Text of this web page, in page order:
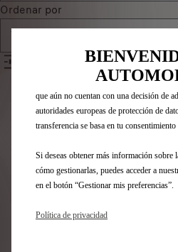
Ordenar por
Todos los productos
Identifica tu vehículo
Elige cómo identificas tu
Número de matrícula
Modelo
Herramientas mejoran la usabilidad y el
funciones, como el reconocimiento del
también puede utilizar Herramientas de
terceros ubicados en países fuera del
que aún no cuentan con una decisión de
autoridades europeas de protección de
transferencia se basa en tu
Si deseas obtener más información
cómo gestionarlas, puedes acceder a
en el botón “Gestionar mis preferencias”.
Política de privacidad